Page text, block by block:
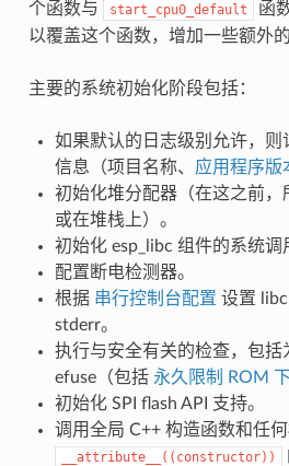
个函数与
start_cpu0_default
函
以覆盖这个函数，增加一些额外
主要的系统初始化阶段包括：
如果默认的日志级别允许，则
信息（项目名称、 应用程序版
初始化堆分配器（在这之前，
或在堆栈上）。
初始化 esp_libc 组件的系统调
配置断电检测器。
根据 串行控制台配置 设置
stderr。
执行与安全有关的检查，包括
efuse（包括 永久限制 ROM
初始化 SPI flash API 支持。
调用全局 C++ 构造函数和任
__attribute__((constructor))